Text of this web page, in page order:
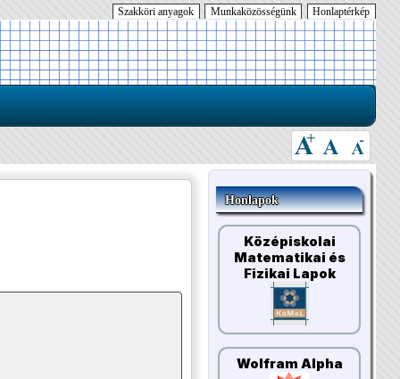
Honlaptérkép
Munkaközösségünk
Szakköri anyagok
Honlapok
Középiskolai
Matematikai és
Fizikai Lapok
Wolfram Alpha